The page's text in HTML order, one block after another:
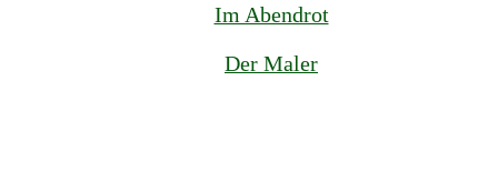
Im Abendrot
Der Maler